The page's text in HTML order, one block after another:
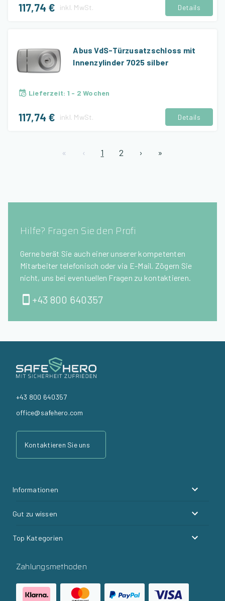
117,74 € inkl. MwSt. Details
Abus VdS-Türzusatzschloss mit
Innenzylinder 7025 silber
Lieferzeit: 1 - 2 Wochen
117,74 € inkl. MwSt. Details
« ‹ 1 2 › »
Hilfe? Fragen Sie den Profi
Gerne berät Sie auch einer unserer kompetenten
Mitarbeiter telefonisch oder via E-Mail. Zögern Sie
nicht, uns bei eventuellen Fragen zu kontaktieren.
+43 800 640357
+43 800 640357
office@safehero.com
Kontaktieren Sie uns
Informationen
Gut zu wissen
Top Kategorien
Zahlungsmethoden